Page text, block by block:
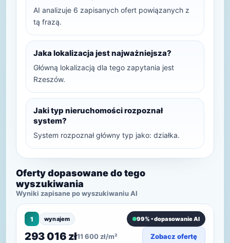
AI analizuje 6 zapisanych ofert powiązanych z
tą frazą.
Jaka lokalizacja jest najważniejsza?
Główną lokalizacją dla tego zapytania jest
Rzeszów.
Jaki typ nieruchomości rozpoznał
system?
System rozpoznał główny typ jako: działka.
Oferty dopasowane do tego
wyszukiwania
Wyniki zapisane po wyszukiwaniu AI
1 wynajem 99% • dopasowanie AI
293 016 zł11 600 zł/m² Zobacz ofertę